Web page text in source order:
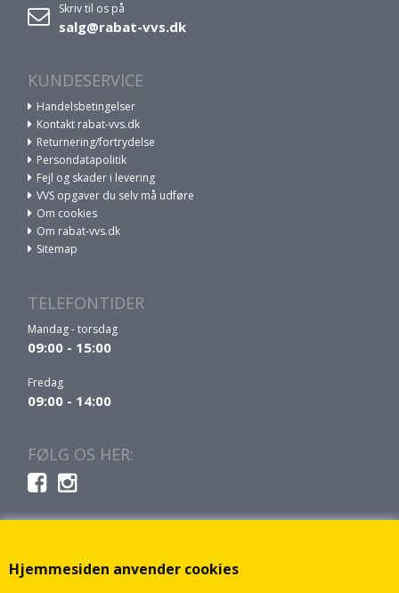
Hjemmesiden anvender cookies
Skriv til os på
salg@rabat-vvs.dk
KUNDESERVICE
Handelsbetingelser
Kontakt rabat-vvs.dk
Returnering/fortrydelse
Persondatapolitik
Fejl og skader i levering
VVS opgaver du selv må udføre
Om cookies
Om rabat-vvs.dk
Sitemap
TELEFONTIDER
Mandag - torsdag
09:00 - 15:00
Fredag
09:00 - 14:00
FØLG OS HER: